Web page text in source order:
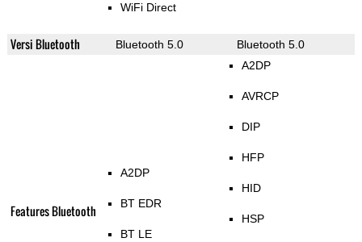
WiFi Direct
Versi Bluetooth Bluetooth 5.0 Bluetooth 5.0
Features Bluetooth
A2DP
BT EDR
BT LE
A2DP
AVRCP
DIP
HFP
HID
HSP